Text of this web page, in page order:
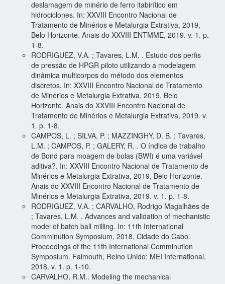
deslamagem de minério de ferro itabirítico em
hidrociclones. In: XXVIII Encontro Nacional de
Tratamento de Minérios e Metalurgia Extrativa, 2019,
Belo Horizonte. Anais do XXVIII ENTMME, 2019. v. 1. p.
1-8.
RODRIGUEZ, V.A. ; Tavares, L.M. . Estudo dos perfis
de pressão de HPGR piloto utilizando a modelagem
dinâmica multicorpos do método dos elementos
discretos. In: XXVIII Encontro Nacional de Tratamento
de Minérios e Metalurgia Extrativa, 2019, Belo
Horizonte. Anais do XXVIII Encontro Nacional de
Tratamento de Minérios e Metalurgia Extrativa, 2019. v.
1. p. 1-8.
CAMPOS, L. ; SILVA, P. ; MAZZINGHY, D. B. ; Tavares,
L.M. ; CAMPOS, P. ; GALERY, R. . O índice de trabalho
de Bond para moagem de bolas (BWI) é uma variável
aditiva?. In: XXVIII Encontro Nacional de Tratamento de
Minérios e Metalurgia Extrativa, 2019, Belo Horizonte.
Anais do XXVIII Encontro Nacional de Tratamento de
Minérios e Metalurgia Extrativa, 2019. v. 1. p. 1-8.
RODRIGUEZ, V.A. ; CARVALHO, Rodrigo Magalhães de
; Tavares, L.M. . Advances and validation of mechanistic
model of batch ball milling. In: 11th International
Comminution Symposium, 2018, Cidade do Cabo.
Proceedings of the 11th International Comminution
Symposium. Falmouth, Reino Unido: MEI International,
2018. v. 1. p. 1-10.
CARVALHO, R.M.. Modeling the mechanical